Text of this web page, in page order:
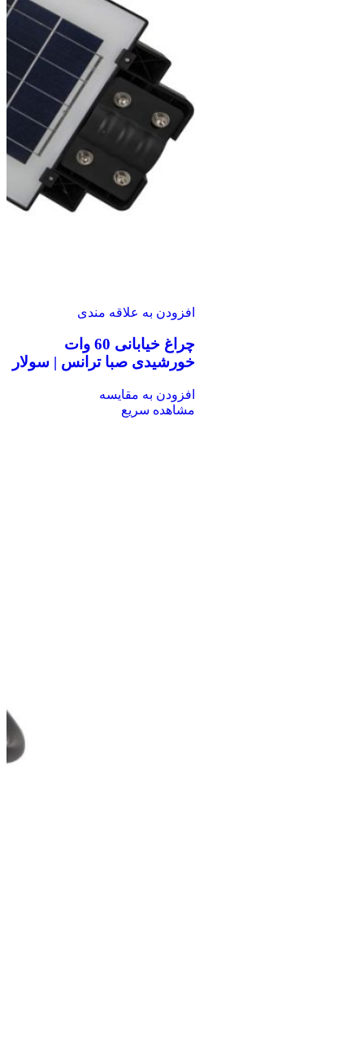
افزودن به علاقه مندی
چراغ خیابانی 60 وات
خورشیدی صبا ترانس | سولار
افزودن به مقایسه
مشاهده سریع